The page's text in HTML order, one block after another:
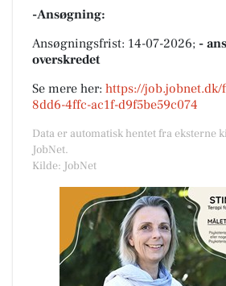
-Ansøgning:
Ansøgningsfrist: 14-07-2026; -
overskredet
Se mere her: https://
8dd6-4ffc-ac1f-d9f5be59c074
Data er automatisk hentet fra eksterne
JobNet.
Kilde: JobNet